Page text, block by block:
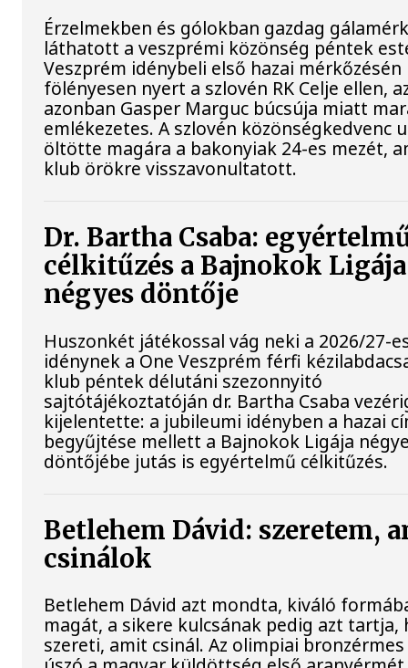
Érzelmekben és gólokban gazdag
láthatott a veszprémi közönség péntek
Veszprém idénybeli első hazai mérkőzésén
fölényesen nyert a szlovén RK Celje ellen,
azonban Gasper Marguc búcsúja miatt
emlékezetes. A szlovén közönségkedvenc
öltötte magára a bakonyiak 24-es mezét,
klub örökre visszavonultatott.
Dr. Bartha Csaba:
célkitűzés a Bajnokok Ligája
négyes döntője
Huszonkét játékossal vág neki a 2026/27-
idénynek a One Veszprém férfi
klub péntek délutáni szezonnyitó
sajtótájékoztatóján dr. Bartha Csaba
kijelentette: a jubileumi idényben a hazai
begyűjtése mellett a Bajnokok Ligája
döntőjébe jutás is egyértelmű célkitűzés.
Betlehem Dávid: szeretem,
csinálok
Betlehem Dávid azt mondta, kiváló
magát, a sikere kulcsának pedig azt tartja,
szereti, amit csinál. Az olimpiai